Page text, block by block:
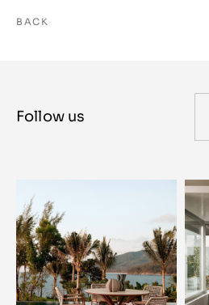
BACK
Follow us